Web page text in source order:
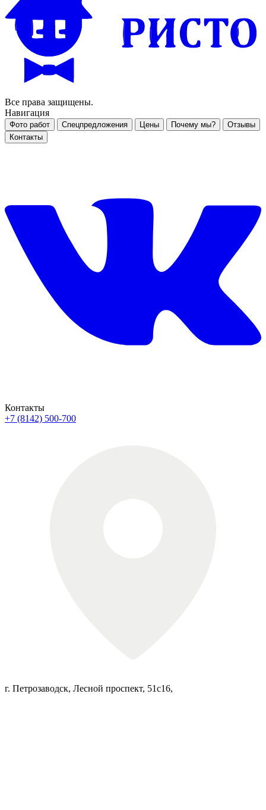
Все права защищены.
Навигация
Фото работ Спецпредложения Цены Почему мы?
Отзывы
Контакты
Контакты
+7 (8142) 500-700
г. Петрозаводск, Лесной проспект, 51с16,